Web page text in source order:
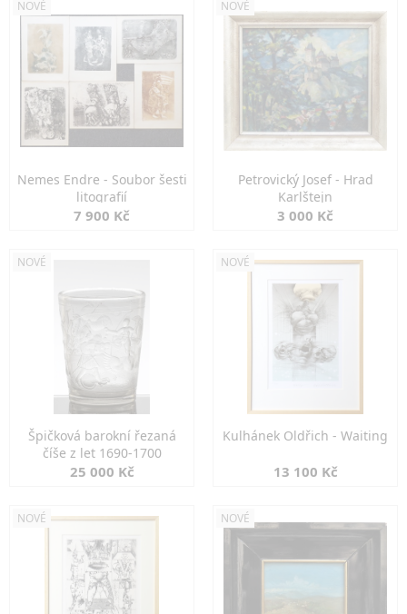
NOVÉ
Nemes Endre - Soubor šesti
litografií
7 900 Kč
NOVÉ
Petrovický Josef - Hrad
Karlštejn
3 000 Kč
NOVÉ
Špičková barokní řezaná
číše z let 1690-1700
25 000 Kč
NOVÉ
Kulhánek Oldřich - Waiting
13 100 Kč
NOVÉ NOVÉ